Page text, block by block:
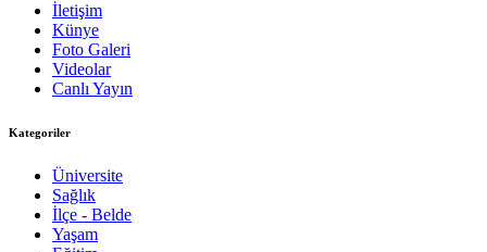
İletişim
Künye
Foto Galeri
Videolar
Canlı Yayın
Kategoriler
Üniversite
Sağlık
İlçe - Belde
Yaşam